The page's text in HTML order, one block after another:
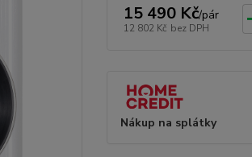
15 490 Kč/pár
12 802 Kč bez DPH
Nákup na splátky